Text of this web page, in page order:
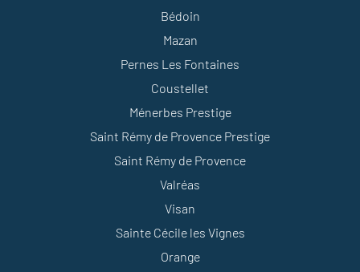
Bédoin
Mazan
Pernes Les Fontaines
Coustellet
Ménerbes Prestige
Saint Rémy de Provence Prestige
Saint Rémy de Provence
Valréas
Visan
Sainte Cécile les Vignes
Orange